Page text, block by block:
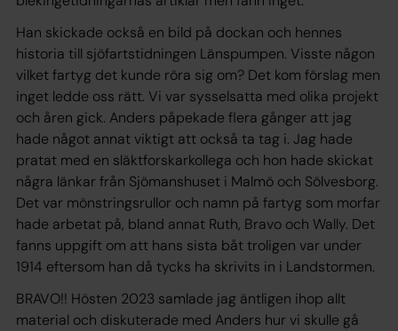
Han skickade också en bild på dockan och hennes
historia till sjöfartstidningen Länspumpen. Visste någon
vilket fartyg det kunde röra sig om? Det kom förslag men
inget ledde oss rätt. Vi var sysselsatta med olika projekt
och åren gick. Anders påpekade flera gånger att jag
hade något annat viktigt att också ta tag i. Jag hade
pratat med en släktforskarkollega och hon hade skickat
några länkar från Sjömanshuset i Malmö och Sölvesborg.
Det var mönstringsrullor och namn på fartyg som morfar
hade arbetat på, bland annat Ruth, Bravo och Wally. Det
fanns uppgift om att hans sista båt troligen var under
1914 eftersom han då tycks ha skrivits in i Landstormen.
BRAVO!! Hösten 2023 samlade jag äntligen ihop allt
material och diskuterade med Anders hur vi skulle gå